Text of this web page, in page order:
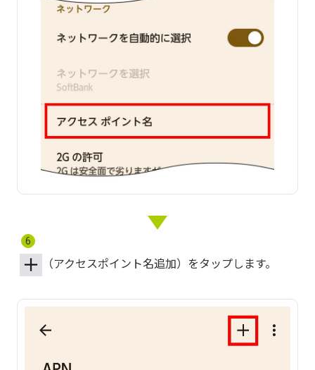
6
（アクセスポイント名追加）をタップします。